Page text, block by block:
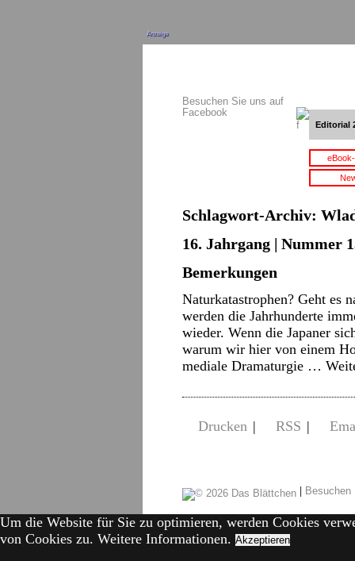
Anzeige
Besuchen Sie uns auf
Facebook
Editorial
Schlagwort-Archiv:
16. Jahrgang | Nummer
Bemerkungen
Naturkatastrophen? Geht es
werden die Jahrhunderte
wieder. Wenn die Japaner
warum wir hier von einem
mediale Dramaturgie …
Drucken | RSS |
|
Um die Website für Sie zu optimieren, werden Cookies
von Cookies zu. Weitere Informationen. Akzeptieren